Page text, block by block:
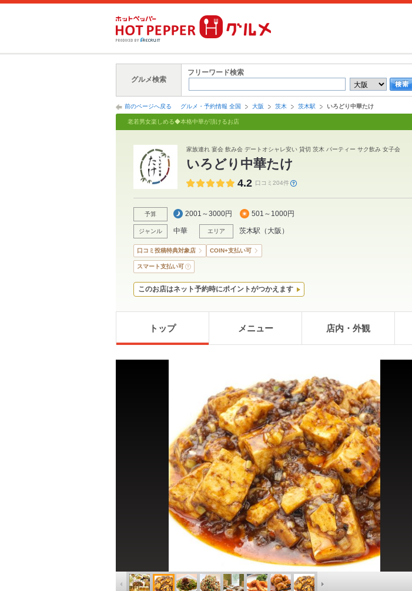
グルメ検索
フリーワード検索
前のページへ戻る グルメ・予約情報 全国 大阪 茨木 茨木駅 いろどり中華たけ
老若男女楽しめる◆本格中華が頂けるお店
家族連れ 宴会 飲み会 デートオシャレ安い 貸切 茨木 パーティー サク飲み 女子会
いろどり中華たけ
4.2 口コミ204件
予算 2001～3000円 501～1000円
ジャンル 中華 エリア 茨木駅 （ 大阪 ）
口コミ投稿特典対象店 COIN+支払い可
スマート支払い可
このお店はネット予約時にポイントがつかえます
トップ メニュー 店内・外観